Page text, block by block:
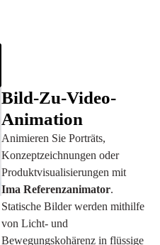
Bild-Zu-Video-
Animation
Animieren Sie Porträts,
Konzeptzeichnungen oder
Produktvisualisierungen mit
Ima Referenzanimator.
Statische Bilder werden mithilfe
von Licht- und
Bewegungskohärenz in flüssige